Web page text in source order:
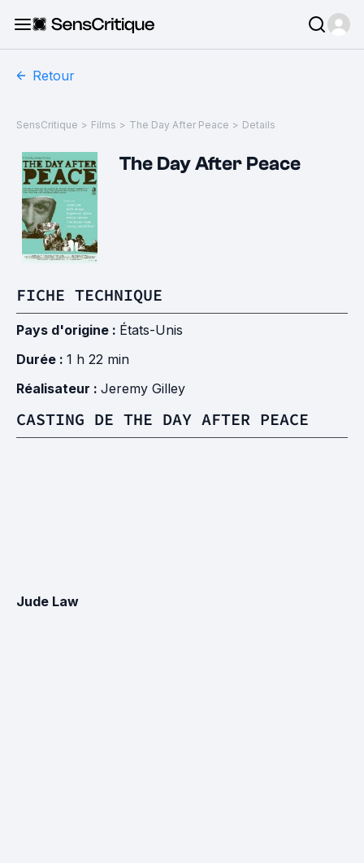
Retour
SensCritique > Films > The Day After Peace > Details
The Day After Peace
FICHE TECHNIQUE
Pays d'origine : États-Unis
Durée : 1 h 22 min
Réalisateur : Jeremy Gilley
CASTING DE THE DAY AFTER PEACE
Jude Law